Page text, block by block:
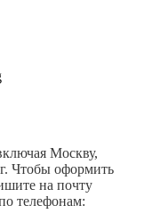
Москву,
Чтобы оформить
на почту
телефонам: